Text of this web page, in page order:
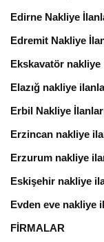
Edirne Nakliye
Edremit Nakliye
Ekskavatör nakliye
Elazığ nakliye
Erbil Nakliye
Erzincan nakliye
Erzurum nakliye
Eskişehir nakliye
Evden eve nakliye
FİRMALAR